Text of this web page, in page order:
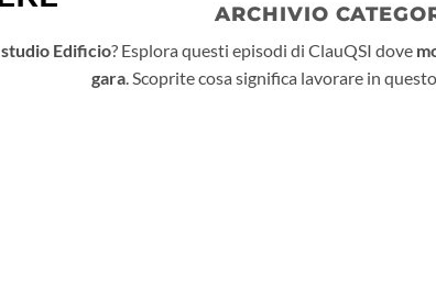
ARCHIVIO
studio Edificio? Esplora questi episodi di ClauQSI dove
gara. Scoprite cosa significa lavorare in